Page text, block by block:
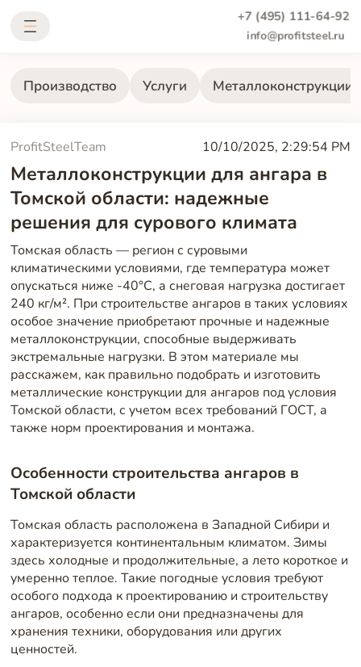
+7 (495) 111-64-92
info@profitsteel.ru
Производство Услуги Металлоконструкции
ProfitSteelTeam 10/10/2025, 2:29:54 PM
Металлоконструкции для ангара в
Томской области: надежные
решения для сурового климата
Томская область — регион с суровыми
климатическими условиями, где температура может
опускаться ниже -40°C, а снеговая нагрузка достигает
240 кг/м². При строительстве ангаров в таких условиях
особое значение приобретают прочные и надежные
металлоконструкции, способные выдерживать
экстремальные нагрузки. В этом материале мы
расскажем, как правильно подобрать и изготовить
металлические конструкции для ангаров под условия
Томской области, с учетом всех требований ГОСТ, а
также норм проектирования и монтажа.
Особенности строительства ангаров в
Томской области
Томская область расположена в Западной Сибири и
характеризуется континентальным климатом. Зимы
здесь холодные и продолжительные, а лето короткое и
умеренно теплое. Такие погодные условия требуют
особого подхода к проектированию и строительству
ангаров, особенно если они предназначены для
хранения техники, оборудования или других
ценностей.